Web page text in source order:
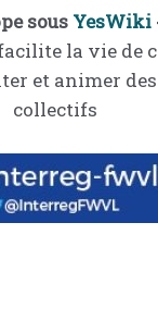
sous YesWiki
la vie de
et animer
collectifs